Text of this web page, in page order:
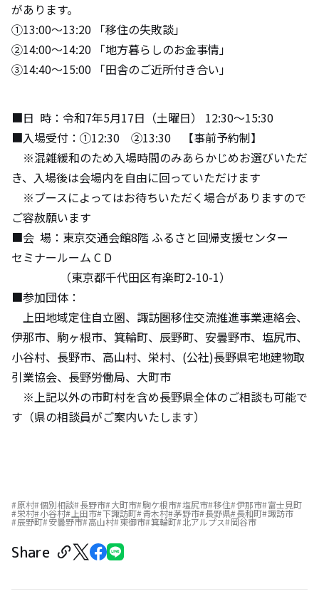
があります。
①13:00～13:20 「移住の失敗談」
②14:00～14:20 「地方暮らしのお金事情」
③14:40～15:00 「田舎のご近所付き合い」
■日 時：令和7年5月17日（土曜日） 12:30～15:30
■入場受付：①12:30 ②13:30 【事前予約制】
※混雑緩和のため入場時間のみあらかじめお選びいただ
き、入場後は会場内を自由に回っていただけます
※ブースによってはお待ちいただく場合がありますので
ご容赦願います
■会 場：東京交通会館8階 ふるさと回帰支援センター
セミナールーム C D
（東京都千代田区有楽町2-10-1）
■参加団体：
上田地域定住自立圏、諏訪圏移住交流推進事業連絡会、
伊那市、駒ヶ根市、箕輪町、辰野町、安曇野市、塩尻市、
小谷村、長野市、高山村、栄村、(公社)長野県宅地建物取
引業協会、長野労働局、大町市
※上記以外の市町村を含め長野県全体のご相談も可能で
す（県の相談員がご案内いたします）
原村 個別相談 長野市 大町市 駒ケ根市 塩尻市 移住 伊那市 富士見町
栄村 小谷村 上田市 下諏訪町 青木村 茅野市 長野県 長和町 諏訪市
辰野町 安曇野市 高山村 東御市 箕輪町 北アルプス 岡谷市
Share